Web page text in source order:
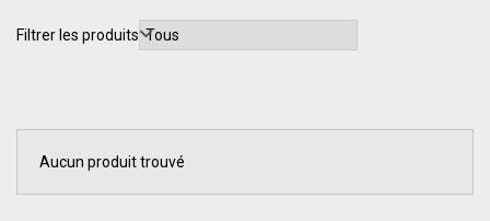
Filtrer les produits
Aucun produit trouvé